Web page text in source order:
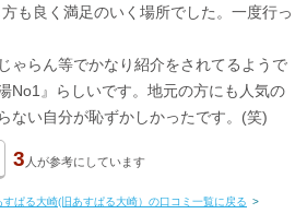
も良く満足のいく場所でした。一度行っ
ゃらん等でかなり紹介をされてるようで
No1』らしいです。地元の方にも人気の
ない自分が恥ずかしかったです。(笑)
3 人が参考にしています
ぱる大崎(旧あすぱる大崎）の口コミ一覧に戻る >